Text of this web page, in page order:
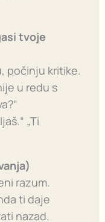
tvoje
počinju kritike.
u redu s
„Ti
razum.
ti daje
nazad.